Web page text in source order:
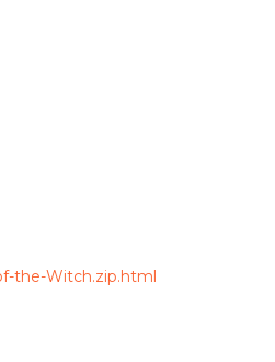
the-Witch.zip.html